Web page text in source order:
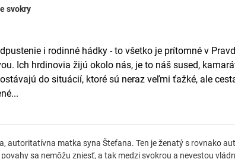
svokry
i rodinné hádky - to všetko je prítomné v
Ich hrdinovia žijú okolo nás, je to náš sused,
do situácií, ktoré sú neraz veľmi ťažké, ale
autoritatívna matka syna Štefana. Ten je ženatý s rovnako
sa nemôžu zniesť, a tak medzi svokrou a nevestou